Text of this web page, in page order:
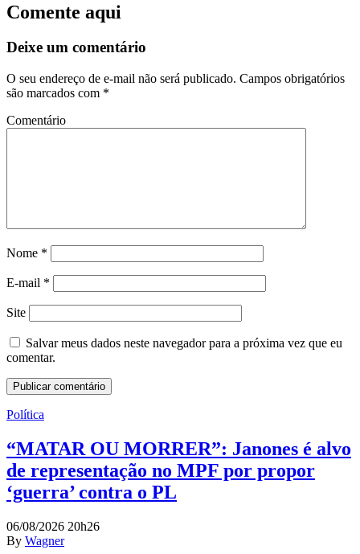
Comente aqui
Deixe um comentário
O seu endereço de e-mail não será publicado. Campos obrigatórios
são marcados com *
Comentário
Nome *
E-mail *
Site
Salvar meus dados neste navegador para a próxima vez que eu
comentar.
Política
“MATAR OU MORRER”: Janones é alvo
de representação no MPF por propor
‘guerra’ contra o PL
06/08/2026 20h26
By Wagner